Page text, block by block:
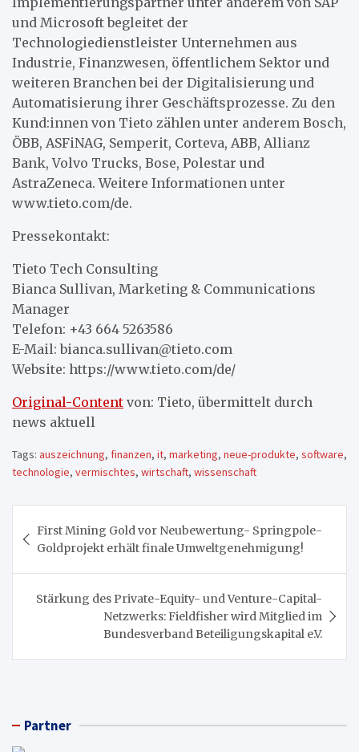
und Microsoft begleitet der
Technologiedienstleister Unternehmen aus
Industrie, Finanzwesen, öffentlichem Sektor und
weiteren Branchen bei der Digitalisierung und
Automatisierung ihrer Geschäftsprozesse. Zu den
Kund:innen von Tieto zählen unter anderem Bosch,
ÖBB, ASFiNAG, Semperit, Corteva, ABB, Allianz
Bank, Volvo Trucks, Bose, Polestar und
AstraZeneca. Weitere Informationen unter
www.tieto.com/de.
Pressekontakt:
Tieto Tech Consulting
Bianca Sullivan, Marketing & Communications
Manager
Telefon: +43 664 5263586
E-Mail: bianca.sullivan@tieto.com
Website: https://www.tieto.com/de/
Original-Content von: Tieto, übermittelt durch
news aktuell
Tags: auszeichnung, finanzen, it, marketing, neue-produkte, software,
technologie, vermischtes, wirtschaft, wissenschaft
First Mining Gold vor Neubewertung- Springpole-
Goldprojekt erhält finale Umweltgenehmigung!
Stärkung des Private-Equity- und Venture-Capital-
Netzwerks: Fieldfisher wird Mitglied im
Bundesverband Beteiligungskapital e.V.
Partner